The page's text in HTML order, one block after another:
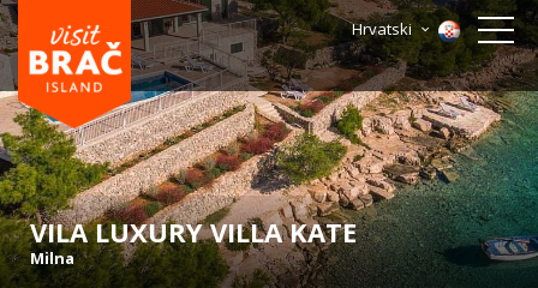
Hrvatski
VILA LUXURY VILLA KATE
Milna